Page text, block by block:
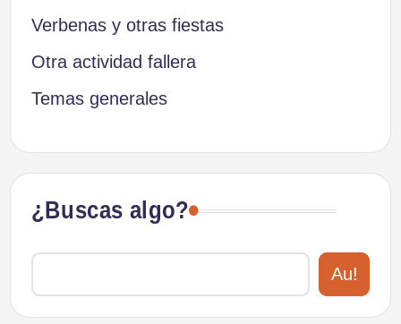
Verbenas y otras fiestas
Otra actividad fallera
Temas generales
¿Buscas algo?
Au!